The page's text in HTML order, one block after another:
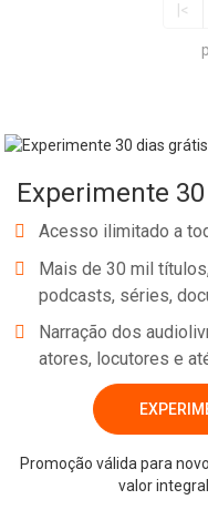
|<
Experimente
Acesso ilimitado a
Mais de 30 mil
podcasts, séries,
Narração dos
atores, locutores e
Promoção válida para
valor